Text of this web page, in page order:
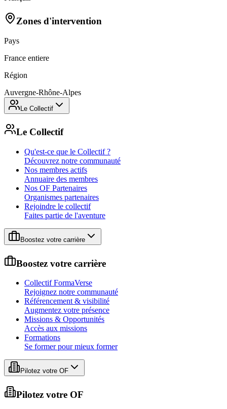
Zones d'intervention
Pays
France entiere
Région
Auvergne-Rhône-Alpes
Le Collectif
Le Collectif
Qu'est-ce que le Collectif ?
Découvrez notre communauté
Nos membres actifs
Annuaire des membres
Nos OF Partenaires
Organismes partenaires
Rejoindre le collectif
Faites partie de l'aventure
Boostez votre carrière
Boostez votre carrière
Collectif FormaVerse
Rejoignez notre communauté
Référencement & visibilité
Augmentez votre présence
Missions & Opportunités
Accès aux missions
Formations
Se former pour mieux former
Pilotez votre OF
Pilotez votre OF